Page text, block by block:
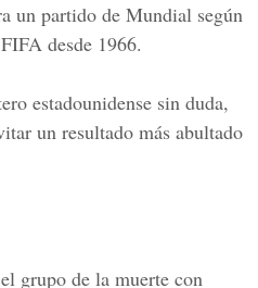
un partido de Mundial según
desde 1966.
estadounidense sin duda,
un resultado más abultado
grupo de la muerte con